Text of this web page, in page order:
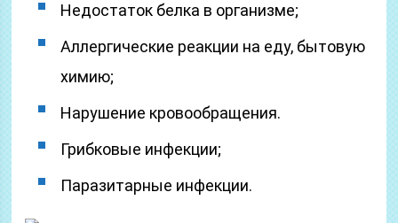
Недостаток белка в организме;
Аллергические реакции на еду, бытовую
химию;
Нарушение кровообращения.
Грибковые инфекции;
Паразитарные инфекции.